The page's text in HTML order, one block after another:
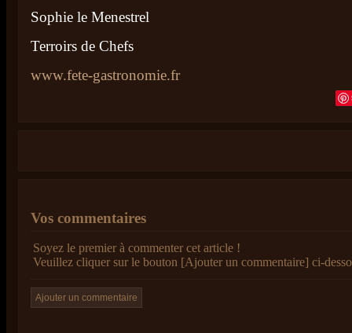
Sophie le Menestrel
Terroirs de Chefs
www.fete-gastronomie.fr
Vos commentaires
Soyez le premier à commenter cet article !
Veuillez cliquer sur le bouton [Ajouter un commentaire] ci-